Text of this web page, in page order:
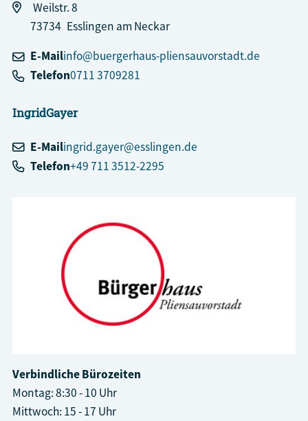
Weilstr. 8
73734 Esslingen am Neckar
E-Mailinfo@buergerhaus-pliensauvorstadt.de
Telefon0711 3709281
IngridGayer
E-Mailingrid.gayer@esslingen.de
Telefon+49 711 3512-2295
Verbindliche Bürozeiten
Montag: 8:30 - 10 Uhr
Mittwoch: 15 - 17 Uhr